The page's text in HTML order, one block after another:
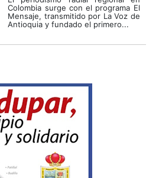
Colombia surge con el programa El
Mensaje, transmitido por La Voz de
Antioquia y fundado el primero...